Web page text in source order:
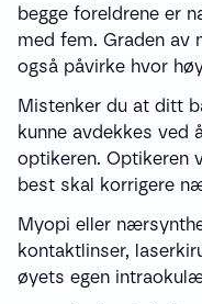
begge foreldrene er
med fem. Graden av
også påvirke hvor
Mistenker du at ditt
kunne avdekkes ved
optikeren. Optikeren
best skal korrigere
Myopi eller
kontaktlinser,
øyets egen